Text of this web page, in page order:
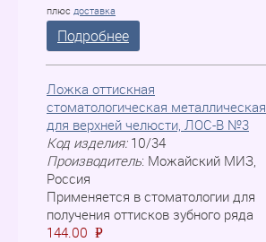
плюс доставка
Подробнее
Ложка оттискная
стоматологическая металлическая
для верхней челюсти, ЛOC-B №3
Код изделия: 10/34
Производитель: Можайский МИЗ,
Россия
Применяется в стоматологии для
получения оттисков зубного ряда
144.00
=
P